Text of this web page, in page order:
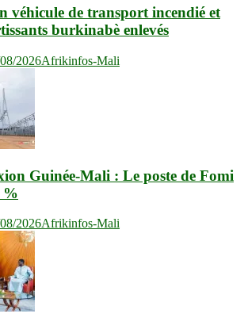
véhicule de transport incendié et
burkinabè enlevés
2026Afrikinfos-Mali
Guinée-Mali : Le poste de Fomi
%
2026Afrikinfos-Mali